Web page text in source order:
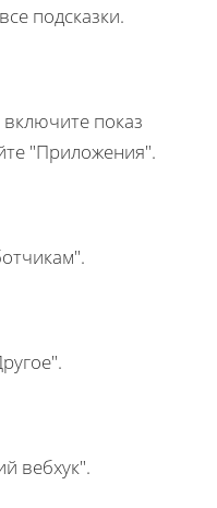
подсказки.
показ
"Приложения".
вебхук".